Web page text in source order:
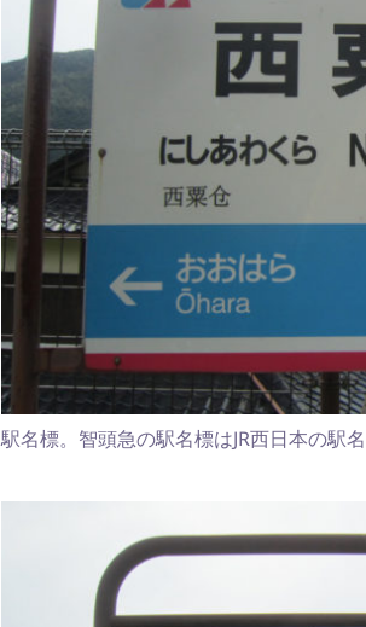
駅名標。智頭急の駅名標はJR西日本の駅